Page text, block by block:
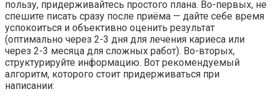
пользу, придерживайтесь простого плана. Во-первых, не
спешите писать сразу после приёма — дайте себе время
успокоиться и объективно оценить результат
(оптимально через 2-3 дня для лечения кариеса или
через 2-3 месяца для сложных работ). Во-вторых,
структурируйте информацию. Вот рекомендуемый
алгоритм, которого стоит придерживаться при
написании: